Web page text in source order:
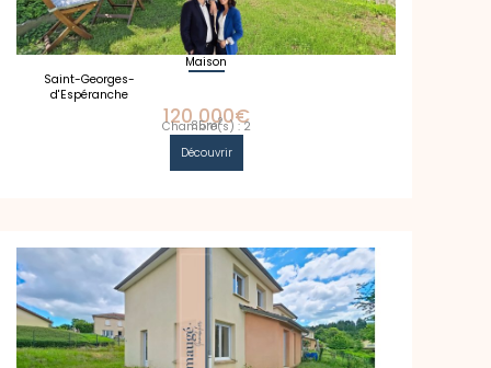
Maison
Saint-Georges-
d'Espéranche
120 000€
Chambre(s) : 2
85m2
Découvrir